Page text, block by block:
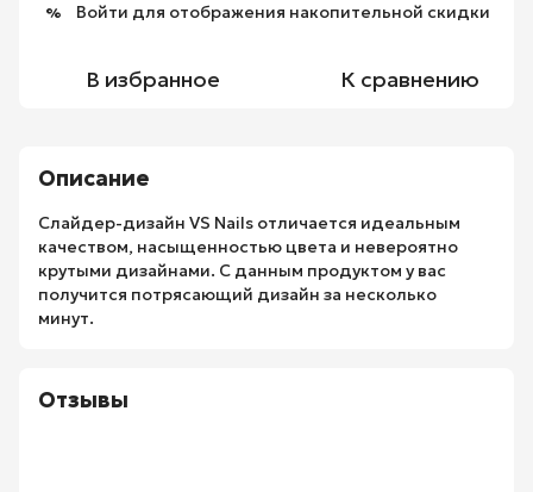
% Войти для отображения накопительной скидки
В избранное К сравнению
Описание
Слайдер-дизайн VS Nails отличается идеальным
качеством, насыщенностью цвета и невероятно
крутыми дизайнами. С данным продуктом у вас
получится потрясающий дизайн за несколько
минут.
Отзывы